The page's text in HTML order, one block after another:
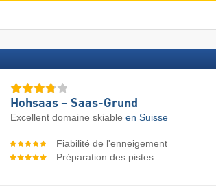
Hohsaas – Saas-Grund
Excellent domaine skiable en Suisse
Fiabilité de l'enneigement
Préparation des pistes